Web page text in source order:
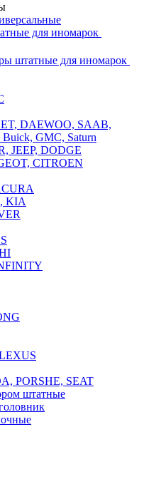
для иномарок
штатные для иномарок
DAEWOO, SAAB,
GMC, Saturn
JEEP, DODGE
CITROEN
KIA
PORSHE, SEAT
штатные